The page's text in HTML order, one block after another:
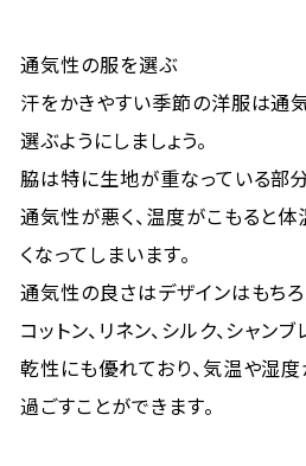
通気性の服を選ぶ
汗をかきやすい季節の洋服は通
選ぶようにしましょう。
脇は特に生地が重なっている部分
通気性が悪く、温度がこもると
くなってしまいます。
通気性の良さはデザインはもち
コットン、リネン、シルク、シャン
乾性にも優れており、気温や湿
過ごすことができます。